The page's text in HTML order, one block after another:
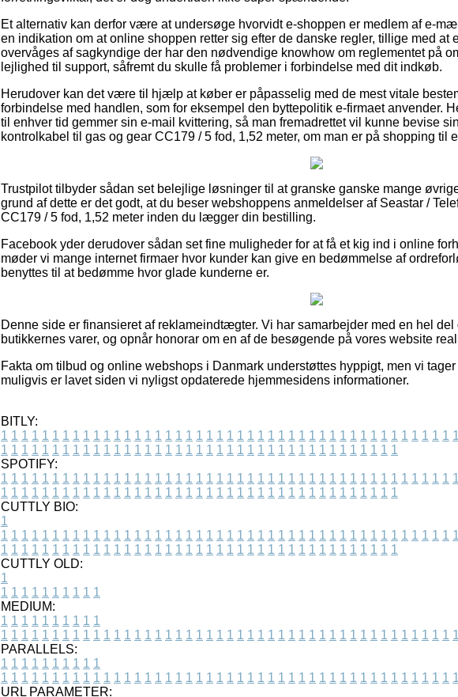
Et alternativ kan derfor være at undersøge hvorvidt e-shoppen er medlem af e-
en indikation om at online shoppen retter sig efter de danske regler, tillige med at
overvåges af sagkyndige der har den nødvendige knowhow om reglementet på
lejlighed til support, såfremt du skulle få problemer i forbindelse med dit indkøb.
Herudover kan det være til hjælp at køber er påpasselig med de mest vitale
forbindelse med handlen, som for eksempel den byttepolitik e-firmaet anvender.
til enhver tid gemmer sin e-mail kvittering, så man fremadrettet vil kunne bevise
kontrolkabel til gas og gear CC179 / 5 fod, 1,52 meter, om man er på shopping til
Trustpilot tilbyder sådan set belejlige løsninger til at granske ganske mange
grund af dette er det godt, at du beser webshoppens anmeldelser af Seastar /
CC179 / 5 fod, 1,52 meter inden du lægger din bestilling.
Facebook yder derudover sådan set fine muligheder for at få et kig ind i online
møder vi mange internet firmaer hvor kunder kan give en bedømmelse af
benyttes til at bedømme hvor glade kunderne er.
Denne side er finansieret af reklameindtægter. Vi har samarbejder med en hel
butikkernes varer, og opnår honorar om en af de besøgende på vores website
Fakta om tilbud og online webshops i Danmark understøttes hyppigt, men vi
muligvis er lavet siden vi nyligst opdaterede hjemmesidens informationer.
BITLY:
1 1 1 1 1 1 1 1 1 1 1 1 1 1 1 1 1 1 1 1 1 1 1 1 1 1 1 1 1 1 1 1 1 1 1 1 1 1 1 1 1 1 1 1 1
1 1 1 1 1 1 1 1 1 1 1 1 1 1 1 1 1 1 1 1 1 1 1 1 1 1 1 1 1 1 1 1 1 1 1 1 1 1 1
SPOTIFY:
1 1 1 1 1 1 1 1 1 1 1 1 1 1 1 1 1 1 1 1 1 1 1 1 1 1 1 1 1 1 1 1 1 1 1 1 1 1 1 1 1 1 1 1 1
1 1 1 1 1 1 1 1 1 1 1 1 1 1 1 1 1 1 1 1 1 1 1 1 1 1 1 1 1 1 1 1 1 1 1 1 1 1 1
CUTTLY BIO:
1
1 1 1 1 1 1 1 1 1 1 1 1 1 1 1 1 1 1 1 1 1 1 1 1 1 1 1 1 1 1 1 1 1 1 1 1 1 1 1 1 1 1 1 1 1
1 1 1 1 1 1 1 1 1 1 1 1 1 1 1 1 1 1 1 1 1 1 1 1 1 1 1 1 1 1 1 1 1 1 1 1 1 1 1
CUTTLY OLD:
1
1 1 1 1 1 1 1 1 1 1
MEDIUM:
1 1 1 1 1 1 1 1 1 1
1 1 1 1 1 1 1 1 1 1 1 1 1 1 1 1 1 1 1 1 1 1 1 1 1 1 1 1 1 1 1 1 1 1 1 1 1 1 1 1 1 1 1 1 1
PARALLELS:
1 1 1 1 1 1 1 1 1 1
1 1 1 1 1 1 1 1 1 1 1 1 1 1 1 1 1 1 1 1 1 1 1 1 1 1 1 1 1 1 1 1 1 1 1 1 1 1 1 1 1 1 1 1 1
URL PARAMETER: